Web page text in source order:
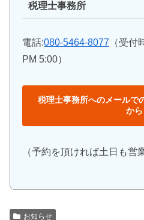
税理士事務所
電話:080-5464-8077 （受付
PM 5:00）
税理士事務所へのメールで
から
（予約を頂ければ土日も営
お知らせ